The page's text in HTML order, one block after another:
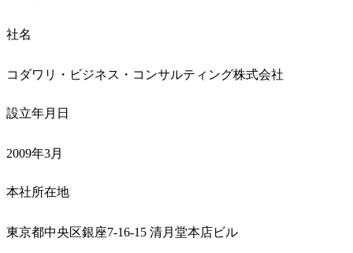
社名
コダワリ・ビジネス・コンサルティング株式会社
設立年月日
2009年3月
本社所在地
東京都中央区銀座7-16-15 清月堂本店ビル